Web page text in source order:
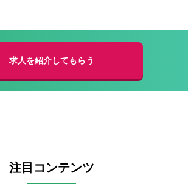
求人を紹介してもらう
注目コンテンツ